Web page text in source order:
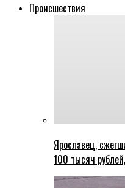
Происшествия
Ярославец,
100 тысяч